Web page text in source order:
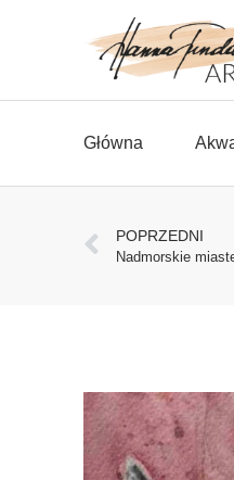
Główna
POPRZEDNI
Nadmorskie